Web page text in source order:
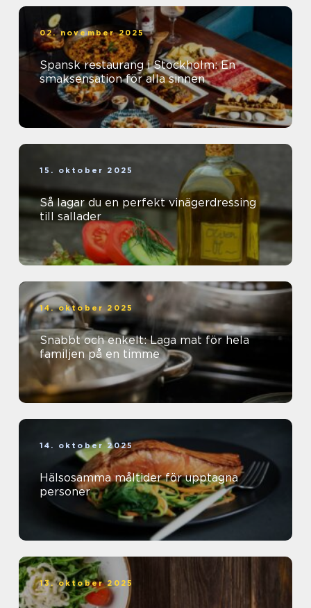
02. november 2025
Spansk restaurang i Stockholm: En
smaksensation för alla sinnen
15. oktober 2025
Så lagar du en perfekt vinägerdressing
till sallader
14. oktober 2025
Snabbt och enkelt: Laga mat för hela
familjen på en timme
14. oktober 2025
Hälsosamma måltider för upptagna
personer
13. oktober 2025